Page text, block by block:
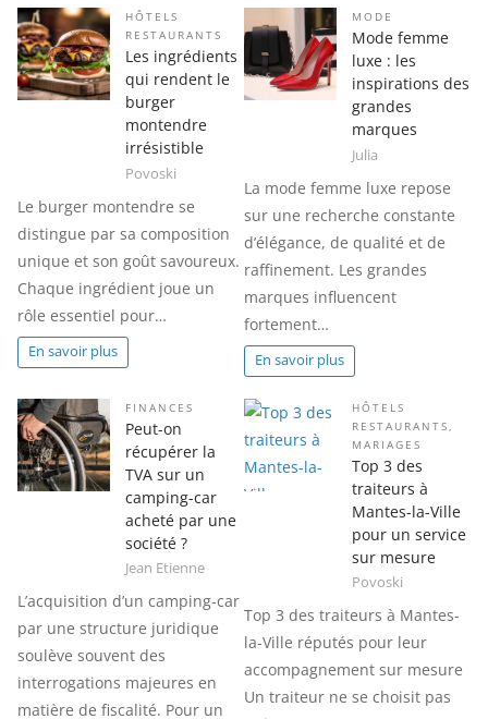
HÔTELS
RESTAURANTS
Les ingrédients
qui rendent le
burger
montendre
irrésistible
Povoski
Le burger montendre se
distingue par sa composition
unique et son goût savoureux.
Chaque ingrédient joue un
rôle essentiel pour…
En savoir plus
MODE
Mode femme
luxe : les
inspirations des
grandes
marques
Julia
La mode femme luxe repose
sur une recherche constante
d’élégance, de qualité et de
raffinement. Les grandes
marques influencent
fortement…
En savoir plus
FINANCES
Peut-on
récupérer la
TVA sur un
camping-car
acheté par une
société ?
Jean Etienne
L’acquisition d’un camping-car
par une structure juridique
soulève souvent des
interrogations majeures en
matière de fiscalité. Pour un
HÔTELS
RESTAURANTS
MARIAGES
Top 3 des
traiteurs à
Mantes-la-Ville
pour un service
sur mesure
Povoski
Top 3 des traiteurs à Mantes-
la-Ville réputés pour leur
accompagnement sur mesure
Un traiteur ne se choisit pas